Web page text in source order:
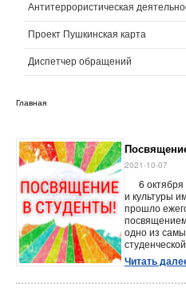
Антитеррористическая
Проект Пушкинская карта
Диспетчер обращений
Главная
2021-10-07
6 октября
и культуры
прошло
одно из
Читать